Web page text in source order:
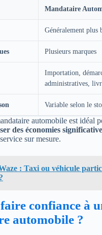
Mandataire
Généralement plus
Plusieurs marques
Importation,
administratives,
Variable selon le
automobile est idéal
des économies
sur mesure.
: Taxi ou véhicule
confiance à
automobile ?